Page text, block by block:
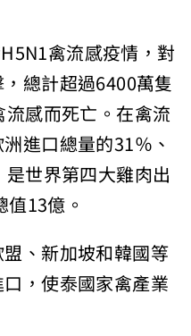
禽流感疫情，對
總計超過6400萬隻
感而死亡。在禽流
進口總量的31％、
世界第四大雞肉出
13億。
、新加坡和韓國等
，使泰國家禽產業